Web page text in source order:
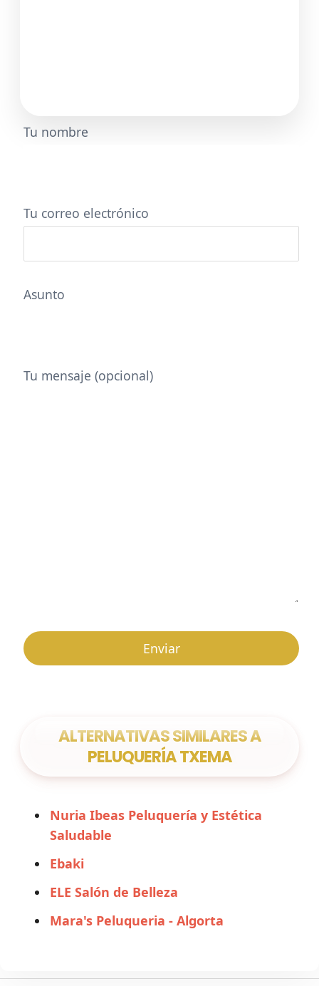
Tu nombre
Tu correo electrónico
Asunto
Tu mensaje (opcional)
ALTERNATIVAS SIMILARES A
PELUQUERÍA TXEMA
Nuria Ibeas Peluquería y Estética
Saludable
Ebaki
ELE Salón de Belleza
Mara's Peluqueria - Algorta